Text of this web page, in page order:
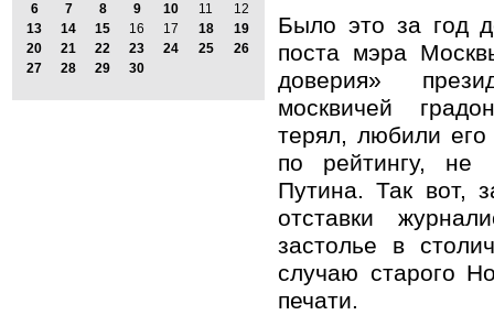
6
7 8 9 10 11
12
13
14 15 16 17 18
19
20
21 22 23 24 25
26
27
28 29 30
Было это за год
поста мэра
доверия»
москвичей
терял, любили его
по рейтингу, не
Путина. Так вот,
отставки
застолье в
случаю старого
печати.